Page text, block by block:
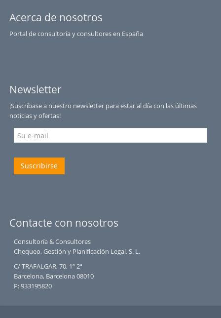
Acerca de nosotros
Portal de consultoría y consultores en España
Newsletter
¡Suscríbase a nuestro newsletter para estar al día con las últimas
noticias y ofertas!
Suscribirse
Contacte con nosotros
Consultoría & Consultores
Chequeo, Gestión y Planificación Legal, S. L.
C/ TRAFALGAR, 70, 1º 2ª
Barcelona, Barcelona 08010
P:933195820